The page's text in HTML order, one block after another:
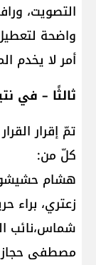
التصويت،
واضحة
أمر لا يخدم
ثالثًا – في
تمّ إقرار
كلّ من:
هشام
زعتري، براء
شماس،نائب
مصطفى